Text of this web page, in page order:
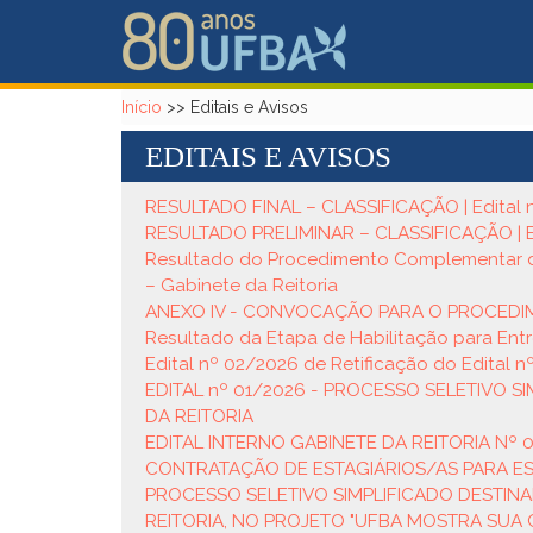
Pular para o conteúdo principal
Início >> Editais e Avisos
EDITAIS E AVISOS
RESULTADO FINAL – CLASSIFICAÇÃO |
RESULTADO PRELIMINAR – CLASSIFICAÇÃO
Resultado do Procedimento Complementar
– Gabinete da Reitoria
ANEXO IV - CONVOCAÇÃO PARA O
Resultado da Etapa de Habilitação para
Edital nº 02/2026 de Retificação do Edital
EDITAL nº 01/2026 - PROCESSO SELETIVO
DA REITORIA
EDITAL INTERNO GABINETE DA REITORIA
CONTRATAÇÃO DE ESTAGIÁRIOS/AS PARA
PROCESSO SELETIVO SIMPLIFICADO
REITORIA, NO PROJETO "UFBA MOSTRA SUA